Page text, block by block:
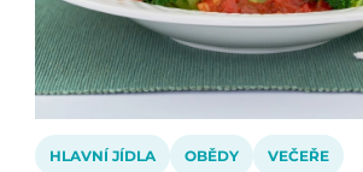
HLAVNÍ JÍDLA OBĚDY VEČEŘE